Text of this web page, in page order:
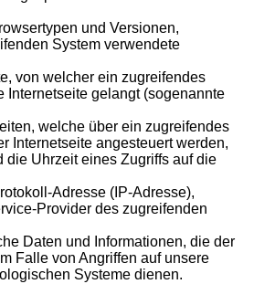
und Versionen,
System verwendete
von welcher ein zugreifendes
Internetseite gelangt (sogenannte
welche über ein zugreifendes
Internetseite angesteuert werden,
die Uhrzeit eines Zugriffs auf die
Adresse (IP-Adresse),
Provider des zugreifenden
Daten und Informationen, die der
Falle von Angriffen auf unsere
Systeme dienen.